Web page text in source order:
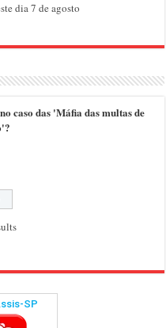
dia 7 de agosto
caso das 'Máfia das multas de